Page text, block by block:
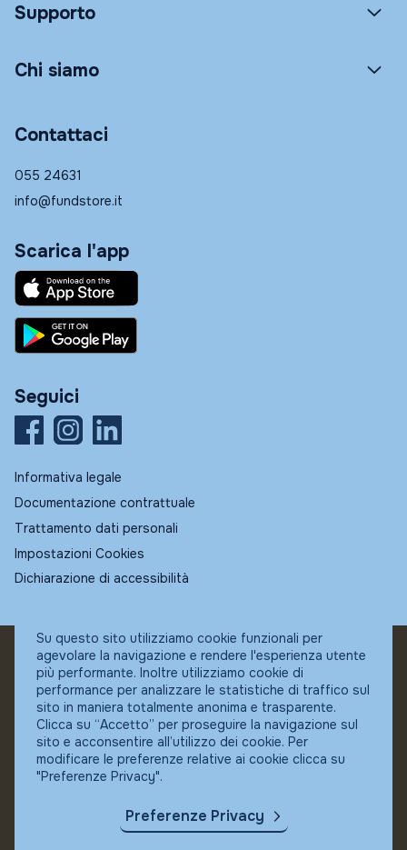
Supporto
Chi siamo
Contattaci
055 24631
info@fundstore.it
Scarica l'app
Seguici
Informativa legale
Documentazione contrattuale
Trattamento dati personali
Impostazioni Cookies
Dichiarazione di accessibilità
© Fundstore
Collocatore autorizzato:
Banca Ifigest SpA
P.Iva: 04337180485
Su questo sito utilizziamo cookie funzionali per
agevolare la navigazione e rendere l'esperienza utente
più performante. Inoltre utilizziamo cookie di
performance per analizzare le statistiche di traffico sul
sito in maniera totalmente anonima e trasparente.
Clicca su “Accetto” per proseguire la navigazione sul
sito e acconsentire all’utilizzo dei cookie. Per
modificare le preferenze relative ai cookie clicca su
"Preferenze Privacy".
Preferenze Privacy